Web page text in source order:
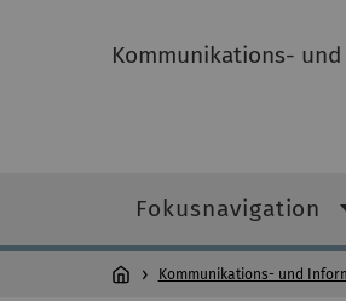
Kommunikations- und
Fokusnavigation
Kommunikations- und